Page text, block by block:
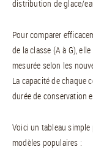
distribution de glace/
Pour comparer
de la classe (A à G),
mesurée selon les
La capacité de chaque
durée de conservation
Voici un tableau
modèles populaires :